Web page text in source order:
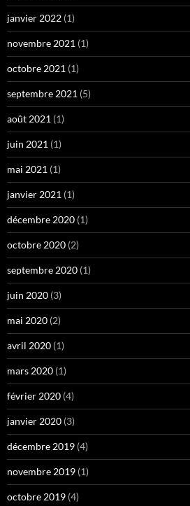
janvier 2022 (1)
novembre 2021 (1)
octobre 2021 (1)
septembre 2021 (5)
août 2021 (1)
juin 2021 (1)
mai 2021 (1)
janvier 2021 (1)
décembre 2020 (1)
octobre 2020 (2)
septembre 2020 (1)
juin 2020 (3)
mai 2020 (2)
avril 2020 (1)
mars 2020 (1)
février 2020 (4)
janvier 2020 (3)
décembre 2019 (4)
novembre 2019 (1)
octobre 2019 (4)